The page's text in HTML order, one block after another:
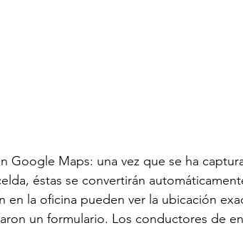
Google Maps: una vez que se ha
éstas se convertirán
en la oficina pueden ver la ubicación
un formulario. Los conductores de